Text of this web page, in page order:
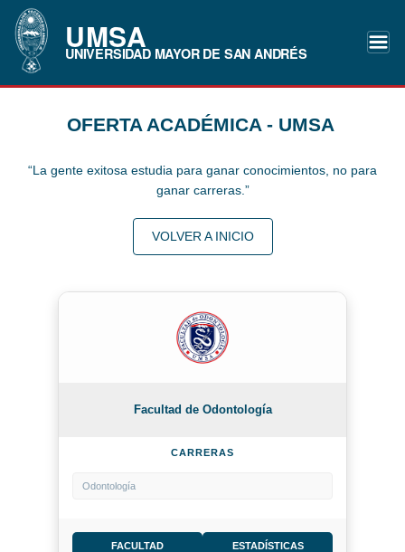
UMSA
UNIVERSIDAD MAYOR DE SAN ANDRÉS
OFERTA ACADÉMICA - UMSA
“La gente exitosa estudia para ganar conocimientos, no para
ganar carreras.”
VOLVER A INICIO
Facultad de Odontología
CARRERAS
Odontología
FACULTAD ESTADÍSTICAS